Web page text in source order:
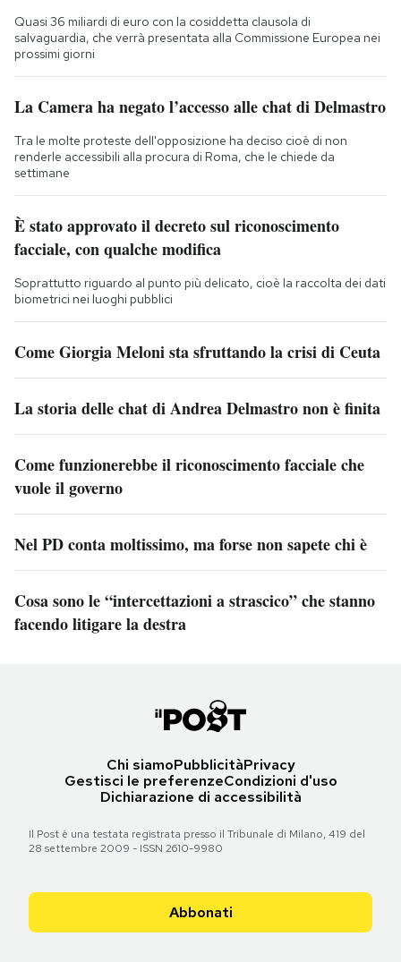
Quasi 36 miliardi di euro con la cosiddetta clausola di
salvaguardia, che verrà presentata alla Commissione Europea nei
prossimi giorni
La Camera ha negato l’accesso alle chat di Delmastro
Tra le molte proteste dell'opposizione ha deciso cioè di non
renderle accessibili alla procura di Roma, che le chiede da
settimane
È stato approvato il decreto sul riconoscimento
facciale, con qualche modifica
Soprattutto riguardo al punto più delicato, cioè la raccolta dei dati
biometrici nei luoghi pubblici
Come Giorgia Meloni sta sfruttando la crisi di Ceuta
La storia delle chat di Andrea Delmastro non è finita
Come funzionerebbe il riconoscimento facciale che
vuole il governo
Nel PD conta moltissimo, ma forse non sapete chi è
Cosa sono le “intercettazioni a strascico” che stanno
facendo litigare la destra
Chi siamoPubblicitàPrivacy
Gestisci le preferenzeCondizioni d'uso
Dichiarazione di accessibilità
Il Post è una testata registrata presso il Tribunale di Milano, 419 del
28 settembre 2009 - ISSN 2610-9980
Abbonati